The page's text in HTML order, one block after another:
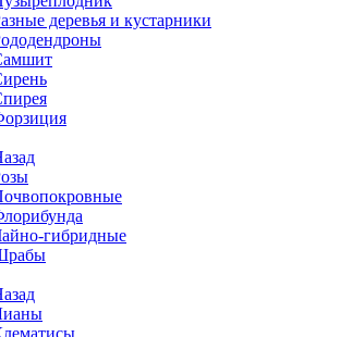
деревья и кустарники
гибридные